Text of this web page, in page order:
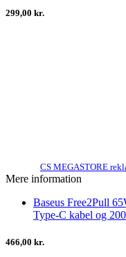
299,00 kr.
CS MEGASTORE
Mere information
Baseus Free2Pull
Type-C kabel og
466,00 kr.